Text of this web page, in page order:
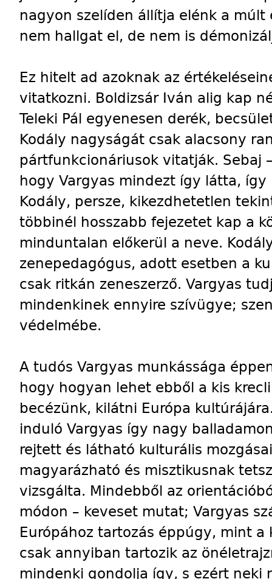
nagyon szelíden állítja elénk a
nem hallgat el, de nem is
Ez hitelt ad azoknak az
vitatkozni. Boldizsár Iván alig kap
Teleki Pál egyenesen derék,
Kodály nagyságát csak alacsony
pártfunkcionáriusok vitatják. Sebaj
hogy Vargyas mindezt így látta, így
Kodály, persze, kikezdhetetlen
többinél hosszabb fejezetet kap a
minduntalan előkerül a neve.
zenepedagógus, adott esetben a
csak ritkán zeneszerző. Vargyas
mindenkinek ennyire szívügye;
védelmébe.
A tudós Vargyas munkássága
hogy hogyan lehet ebből a kis
becézünk, kilátni Európa
induló Vargyas így nagy
rejtett és látható kulturális
magyarázható és misztikusnak
vizsgálta. Mindebből az
módon – keveset mutat; Vargyas
Európához tartozás éppúgy, mint a
csak annyiban tartozik az
mindenki gondolja így, s ezért neki